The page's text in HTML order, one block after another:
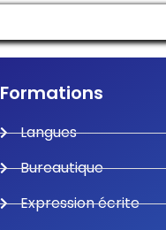
Formations
Langues
Bureautique
Expression écrite